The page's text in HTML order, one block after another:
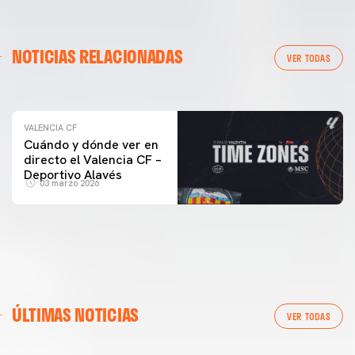
NOTICIAS RELACIONADAS VER TODAS
ENTRENAMIENTO DEL VALENCIA CF 04/03/26
VALENCIA CF
Cuándo y dónde ver en
directo el Valencia CF –
Deportivo Alavés
03 marzo 2026
ÚLTIMAS NOTICIAS VER TODAS